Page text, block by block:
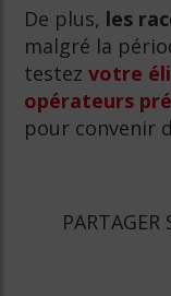
De plus, les
malgré la
testezvotre
opérateurs
pour convenir
PARTAGER